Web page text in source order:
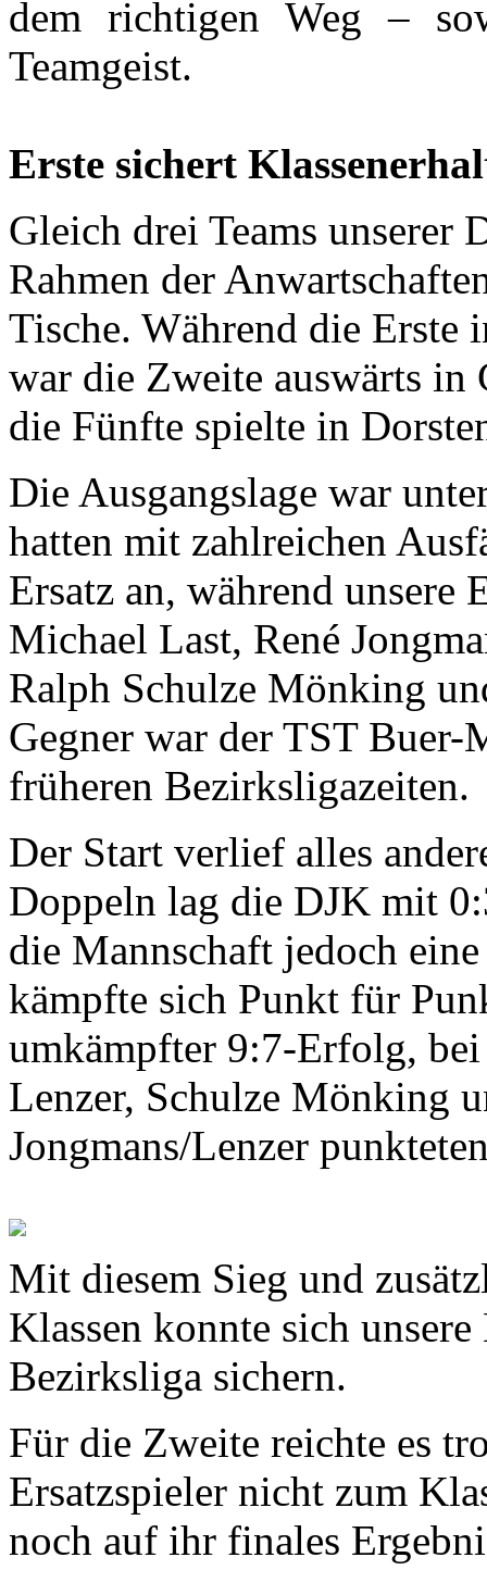
dem richtigen Weg –
Teamgeist.
Erste sichert
Gleich drei Teams unserer
Rahmen der
Tische. Während die Erste
war die Zweite auswärts
die Fünfte spielte in
Die Ausgangslage war
hatten mit zahlreichen
Ersatz an, während unsere
Michael Last, René
Ralph Schulze Mönking
Gegner war der TST Buer-
früheren Bezirksligazeiten.
Der Start verlief alles
Doppeln lag die DJK mit
die Mannschaft jedoch
kämpfte sich Punkt für
umkämpfter 9:7-Erfolg,
Lenzer, Schulze Mönking
Jongmans/Lenzer
Mit diesem Sieg und
Klassen konnte sich
Bezirksliga sichern.
Für die Zweite reichte es
Ersatzspieler nicht zum
noch auf ihr finales